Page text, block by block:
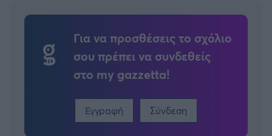
Για να προσθέσεις το σχόλιο
σου πρέπει να συνδεθείς
στο my gazzetta!
Εγγραφή Σύνδεση